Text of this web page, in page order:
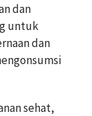
dan
untuk
dan
sehat,